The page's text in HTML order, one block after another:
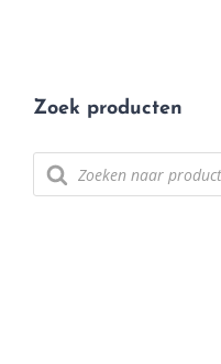
Zoek producten
Producten
zoeken